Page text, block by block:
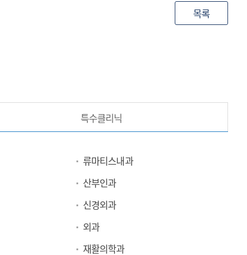
목록
특수클리닉
류마티스내과
산부인과
신경외과
외과
재활의학과